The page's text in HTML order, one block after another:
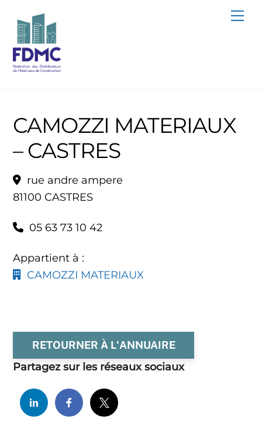
content
CAMOZZI MATERIAUX
– CASTRES
rue andre ampere
81100 CASTRES
05 63 73 10 42
Appartient à :
CAMOZZI MATERIAUX
RETOURNER À L'ANNUAIRE
Partagez sur les réseaux sociaux